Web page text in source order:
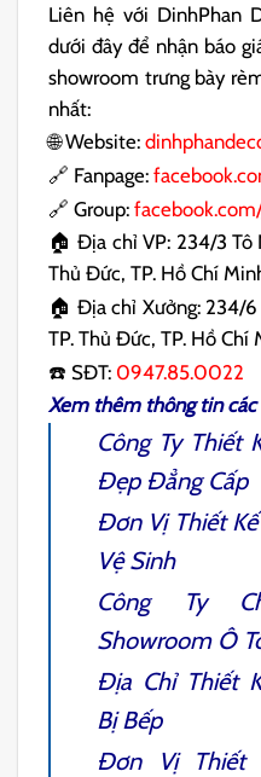
Liên hệ với DinhPhan
dưới đây để nhận báo
showroom trưng bày
nhất:
🌐 Website:
🔗 Fanpage:
🔗 Group:
🏠 Địa chỉ VP: 234/3 Tô
Thủ Đức, TP. Hồ Chí
🏠 Địa chỉ Xưởng: 234/6
TP. Thủ Đức, TP. Hồ Chí
☎️ SĐT: 0947.85.0022
Xem thêm thông tin các
Công Ty Thiết
Đẹp Đẳng Cấp
Đơn Vị Thiết
Vệ Sinh
Công Ty
Showroom Ô
Địa Chỉ Thiết
Bị Bếp
Đơn Vị Thiết